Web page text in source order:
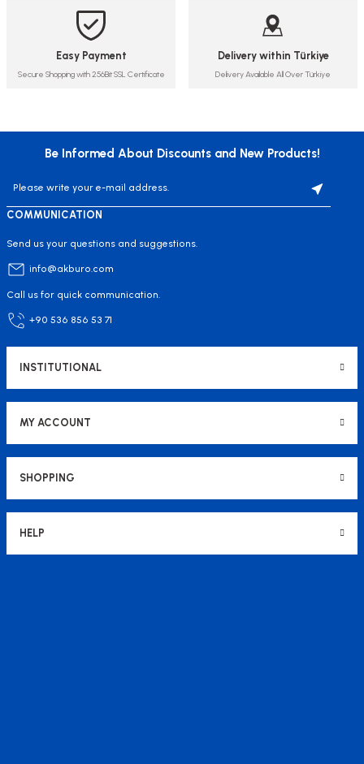
Easy Payment
Secure Shopping with 256Bit SSL Certificate
Delivery within Türkiye
Delivery Available All Over Türkiye
Be Informed About Discounts and New Products!
COMMUNICATION
Send us your questions and suggestions.
info@akburo.com
Call us for quick communication.
+90 536 856 53 71
INSTITUTIONAL
MY ACCOUNT
SHOPPING
HELP